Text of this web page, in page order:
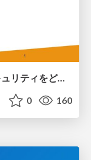
ボトムアップ文化が強い組織で セキュリティをどう根付かせていくかの現在進行形の話 / Making Security Stick in a Bottom-Up Organization
0 160